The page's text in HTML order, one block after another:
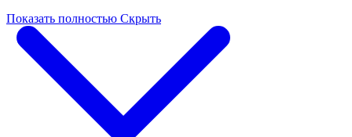
Показать полностью Скрыть